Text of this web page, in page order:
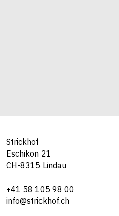
Strickhof
Eschikon 21
CH-8315 Lindau
+41 58 105 98 00
info@strickhof.ch